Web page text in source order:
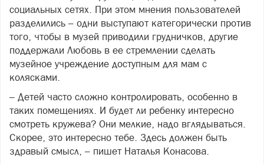
социальных сетях. При этом мнения пользователей
разделились – одни выступают категорически против
того, чтобы в музей приводили грудничков, другие
поддержали Любовь в ее стремлении сделать
музейное учреждение доступным для мам с
колясками.
– Детей часто сложно контролировать, особенно в
таких помещениях. И будет ли ребенку интересно
смотреть кружева? Они мелкие, надо вглядываться.
Скорее, это интересно тебе. Здесь должен быть
здравый смысл, – пишет Наталья Конасова.